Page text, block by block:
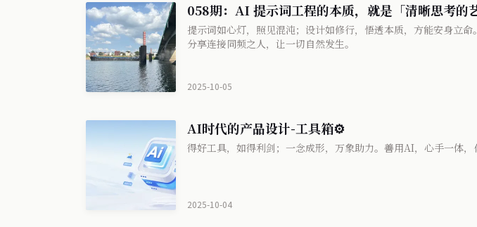
058期：AI 提示词工程的本质，就是「清晰思考的艺
提示词如心灯，照见混沌；设计如修行，悟透本质，方能安身立
分享连接同频之人，让一切自然发生。
2025-10-05
AI时代的产品设计-工具箱⚙
得好工具，如得利剑；一念成形，万象助力。善用AI，心手一体，
2025-10-04